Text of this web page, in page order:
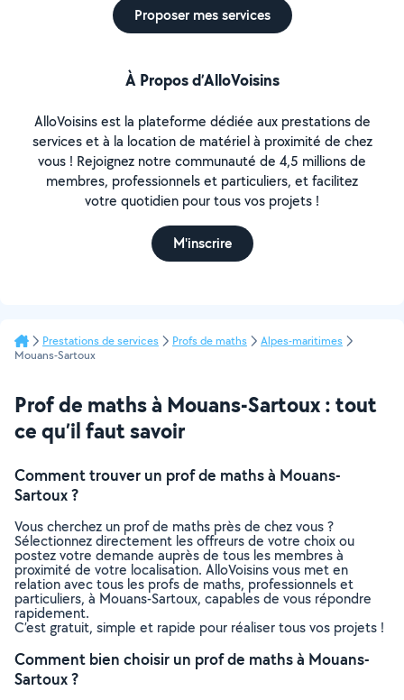
Proposer mes services
À Propos d’AlloVoisins
AlloVoisins est la plateforme dédiée aux prestations de
services et à la location de matériel à proximité de chez
vous ! Rejoignez notre communauté de 4,5 millions de
membres, professionnels et particuliers, et facilitez
votre quotidien pour tous vos projets !
M'inscrire
Prestations de services Profs de maths
Alpes-maritimes
Mouans-Sartoux
Prof de maths à Mouans-Sartoux : tout
ce qu’il faut savoir
Comment trouver un prof de maths à Mouans-
Sartoux ?
Vous cherchez un prof de maths près de chez vous ?
Sélectionnez directement les offreurs de votre choix ou
postez votre demande auprès de tous les membres à
proximité de votre localisation. AlloVoisins vous met en
relation avec tous les profs de maths, professionnels et
particuliers, à Mouans-Sartoux, capables de vous répondre
rapidement.
C’est gratuit, simple et rapide pour réaliser tous vos projets !
Comment bien choisir un prof de maths à Mouans-
Sartoux ?